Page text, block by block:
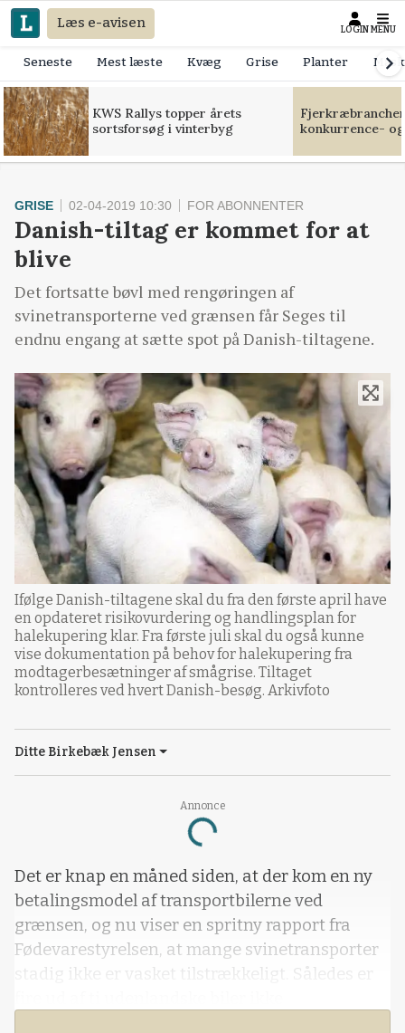
Læs e-avisen LOGIN MENU
Seneste Mest læste Kvæg Grise Planter
KWS Rallys topper årets
sortsforsøg i vinterbyg
konkurrence-
Annonce
Loading...
GRISE 02-04-2019 10:30 FOR ABONNENTER
Danish-tiltag er kommet for at
blive
Det fortsatte bøvl med rengøringen af
svinetransporterne ved grænsen får Seges til
endnu engang at sætte spot på Danish-tiltagene.
Ifølge Danish-tiltagene skal du fra den første april have
en opdateret risikovurdering og handlingsplan for
halekupering klar. Fra første juli skal du også kunne
vise dokumentation på behov for halekupering fra
modtagerbesætninger af smågrise. Tiltaget
kontrolleres ved hvert Danish-besøg. Arkivfoto
Ditte Birkebæk Jensen
Det er knap en måned siden, at der kom en ny
betalingsmodel af transportbilerne ved
grænsen, og nu viser en spritny rapport fra
Fødevarestyrelsen, at mange svinetransporter
stadig ikke er vasket tilstrækkeligt. Således er